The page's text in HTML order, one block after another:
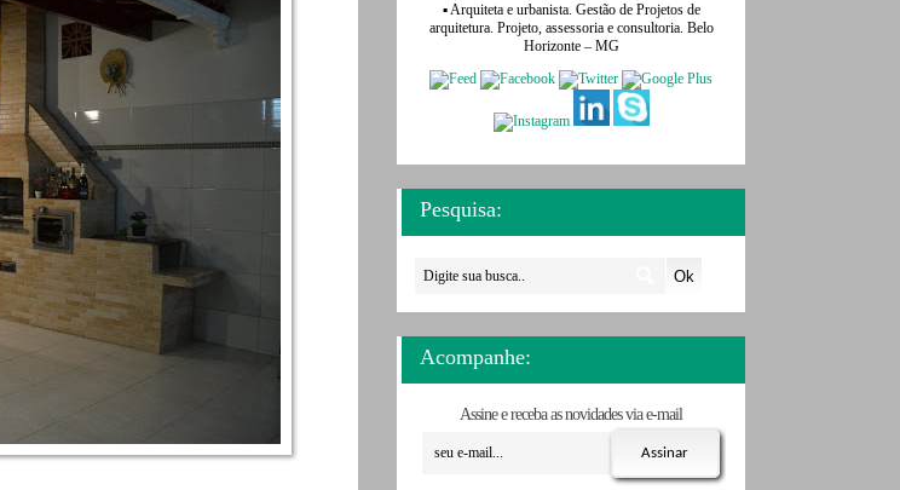
▪ Arquiteta e urbanista. Gestão de Projetos de
arquitetura. Projeto, assessoria e consultoria. Belo
Horizonte – MG
Pesquisa:
Acompanhe:
Assine e receba as novidades via e-mail